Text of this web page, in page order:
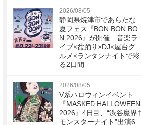
2026/08/05
静岡県焼津市であらたな
夏フェス『BON BON BO
N 2026』が開催 音楽ラ
イブ×盆踊り×DJ×屋台グ
ルメ×ランタンナイトで彩
る2日間
2026/08/05
V系ハロウィンイベント
『MASKED HALLOWEEN
2026』4日目、“渋谷魔界†
モンスターナイト”出演6